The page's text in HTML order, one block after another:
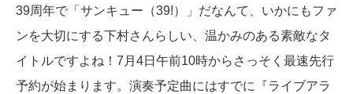
39周年で「サンキュー（39!）」だなんて、いかにもファ
ンを大切にする下村さんらしい、温かみのある素敵なタ
イトルですよね！7月4日午前10時からさっそく最速先行
予約が始まります。演奏予定曲にはすでに『ライブアラ